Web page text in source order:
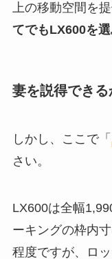
上の移動空間を提
てでもLX600を選
妻を説得できる
しかし、ここで「
さい。
LX600は全幅
ーキングの枠内
程度ですが、ロ